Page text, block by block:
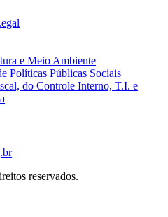
e Meio Ambiente
Políticas Públicas Sociais
do Controle Interno, T.I. e
reservados.